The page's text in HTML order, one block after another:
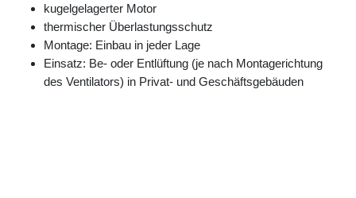
kugelgelagerter Motor
thermischer Überlastungsschutz
Montage: Einbau in jeder Lage
Einsatz: Be- oder Entlüftung (je nach Montagerichtung
des Ventilators) in Privat- und Geschäftsgebäuden